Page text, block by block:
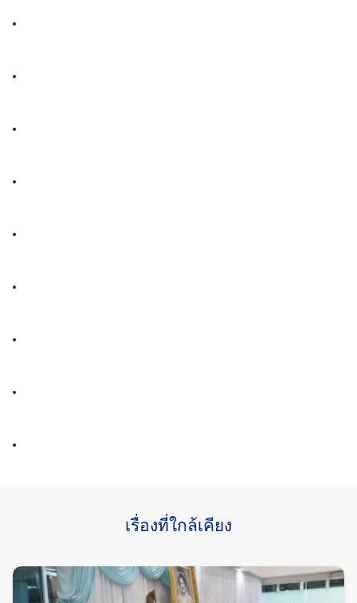
เรื่องที่ใกล้เคียง